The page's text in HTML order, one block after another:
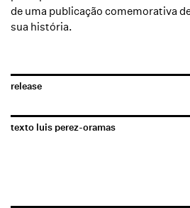
de uma publicação comemorativa
sua história.
release
texto luis perez-oramas